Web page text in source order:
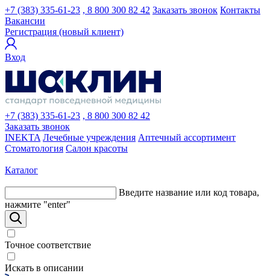
+7 (383) 335-61-23 , 8 800 300 82 42 Заказать звонок Контакты
Вакансии
Регистрация (новый клиент)
Вход
+7 (383) 335-61-23 , 8 800 300 82 42
Заказать звонок
INEKTA Лечебные учреждения Аптечный ассортимент
Стоматология Салон красоты
Каталог
Введите название или код товара,
нажмите "enter"
Точное соответствие
Искать в описании